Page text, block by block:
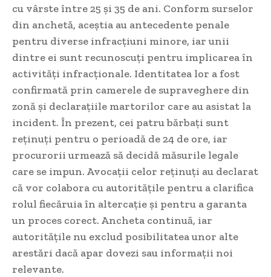
cu vârste între 25 și 35 de ani. Conform surselor
din anchetă, aceștia au antecedente penale
pentru diverse infracțiuni minore, iar unii
dintre ei sunt recunoscuți pentru implicarea în
activități infracționale. Identitatea lor a fost
confirmată prin camerele de supraveghere din
zonă și declarațiile martorilor care au asistat la
incident. În prezent, cei patru bărbați sunt
reținuți pentru o perioadă de 24 de ore, iar
procurorii urmează să decidă măsurile legale
care se impun. Avocații celor reținuți au declarat
că vor colabora cu autoritățile pentru a clarifica
rolul fiecăruia în altercație și pentru a garanta
un proces corect. Ancheta continuă, iar
autoritățile nu exclud posibilitatea unor alte
arestări dacă apar dovezi sau informații noi
relevante.